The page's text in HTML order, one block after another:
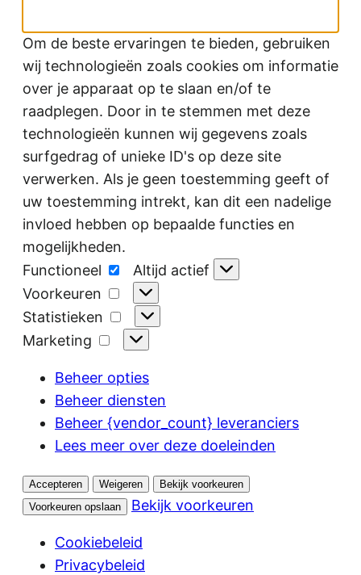
Om de beste ervaringen te bieden, gebruiken
wij technologieën zoals cookies om informatie
over je apparaat op te slaan en/of te
raadplegen. Door in te stemmen met deze
technologieën kunnen wij gegevens zoals
surfgedrag of unieke ID's op deze site
verwerken. Als je geen toestemming geeft of
uw toestemming intrekt, kan dit een nadelige
invloed hebben op bepaalde functies en
mogelijkheden.
Functioneel
Functioneel
Altijd actief
Voorkeuren
Voorkeuren
Statistieken
Statistieken
Marketing
Marketing
Beheer opties
Beheer diensten
Beheer {vendor_count} leveranciers
Lees meer over deze doeleinden
Accepteren Weigeren
Bekijk voorkeuren
Voorkeuren opslaan
Bekijk voorkeuren
Cookiebeleid
Privacybeleid